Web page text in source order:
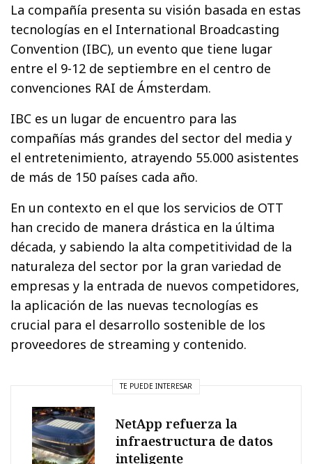
La compañía presenta su visión basada en estas
tecnologías en el International Broadcasting
Convention (IBC), un evento que tiene lugar
entre el 9-12 de septiembre en el centro de
convenciones RAI de Ámsterdam.
IBC es un lugar de encuentro para las
compañías más grandes del sector del media y
el entretenimiento, atrayendo 55.000 asistentes
de más de 150 países cada año.
En un contexto en el que los servicios de OTT
han crecido de manera drástica en la última
década, y sabiendo la alta competitividad de la
naturaleza del sector por la gran variedad de
empresas y la entrada de nuevos competidores,
la aplicación de las nuevas tecnologías es
crucial para el desarrollo sostenible de los
proveedores de streaming y contenido.
TE PUEDE INTERESAR
NetApp refuerza la
infraestructura de datos
inteligente